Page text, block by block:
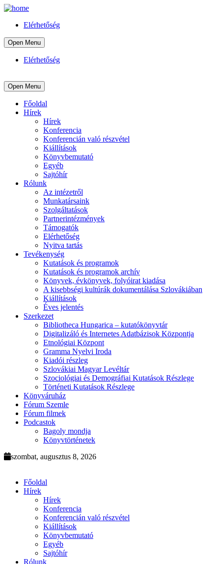
Elérhetőség
Open Menu
Elérhetőség
Open Menu
Főoldal
Hírek
Hírek
Konferencia
Konferencián való részvétel
Kiállítások
Könyvbemutató
Egyéb
Sajtóhír
Rólunk
Az intézetről
Munkatársaink
Szolgáltatások
Partnerintézmények
Támogatók
Elérhetőség
Nyitva tartás
Tevékenység
Kutatások és programok
Kutatások és programok archív
Könyvek, évkönyvek, folyóirat kiadása
A kisebbségi kultúrák dokumentálása Szlovákiában
Kiállítások
Éves jelentés
Szerkezet
Bibliotheca Hungarica – kutatókönyvtár
Digitalizáló és Internetes Adatbázisok Központja
Etnológiai Központ
Gramma Nyelvi Iroda
Kiadói részleg
Szlovákiai Magyar Levéltár
Szociológiai és Demográfiai Kutatások Részlege
Történeti Kutatások Részlege
Könyváruház
Fórum Szemle
Fórum filmek
Podcastok
Bagoly mondja
Könyvtörténetek
szombat, augusztus 8, 2026
Főoldal
Hírek
Hírek
Konferencia
Konferencián való részvétel
Kiállítások
Könyvbemutató
Egyéb
Sajtóhír
Rólunk